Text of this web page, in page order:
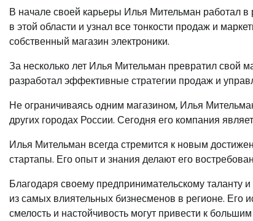
В начале своей карьеры Илья Мительман работал в
в этой области и узнал все тонкости продаж и
собственный магазин электроники.
За несколько лет Илья Мительман превратил свой
разработал эффективные стратегии продаж и
Не ограничиваясь одним магазином, Илья
других городах России. Сегодня его компания
Илья Мительман всегда стремится к новым
стартапы. Его опыт и знания делают его
Благодаря своему предпринимательскому
из самых влиятельных бизнесменов в регионе. Его
смелость и настойчивость могут привести к